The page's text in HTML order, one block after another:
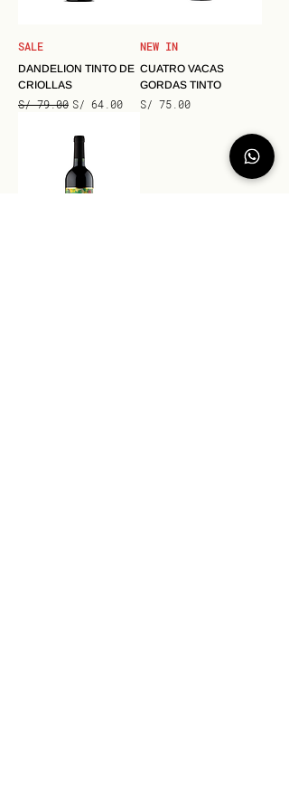
SALE
DANDELION TINTO DE
CRIOLLAS
Precio
S/ 79.00 Precio de oferta
S/ 64.00
NEW IN
CUATRO VACAS
GORDAS TINTO
Precio
S/ 75.00